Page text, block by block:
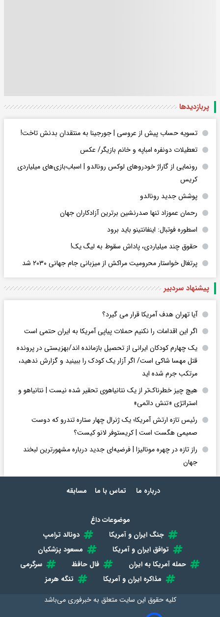
پربازدید‌ها
تسویه حساب پیش از عروسی | جورجینا به منتقدان بدنش تاخت!
تعطیلات دونفره امباپه و خانم بازیگر/ عکس
رونمایی از گاراژ خودروهای لوکس رونالدو | اسباب‌‌بازی‌های میلیاردی
کریس
پوشش جدید رونالدو
رحمان عموزاد تنها صدرنشین برترین آزادکاران جهان
اسطوره فوتبال: اینفانتینو باید برود
حقوق چند میلیاردی، پاداش سقوط به لیگ یک!
پرتغال خواستار محرومیت مراکش از میزبانی جام جهانی ۲۰۳۰ شد
پیشنهاد سردبیر
آیا تهران هدف آمریکا قرار می گیرد؟
اگر این اقدامات را نکنیم حملات پیاپی آمریکا به ایران حتمی است
یک چهارم کودکان ایرانی از تحصیل بازمانده اند/بهزیستی در پرونده
قتل مهسا شاکی است/ اگر آزار یک کودک را ببینید و گزارش ندهید،
مرتکب جرم شده اید
هیچ چیز خطرناک‌تر از یک نتانیاهوی تحقیر شده نیست | نتانیاهو و
استراتژی «تنش دائمی»
رئیس تازه ارتش آمریکا؛ یک ژنرال چهار ستاره تندرو که دوست
صمیمی هگست است | کریستوفر لانو کیست؟
راز تازه در چهره مونالیزا | فرضیه‌ای جدید درباره مشهورترین لبخند
جهان
درباره ما تماس با ما مسابقه
موضوعات داغ
جنگ ایران و آمریکا
دونالد ترامپ
توافق ایران و آمریکا
مسعود پزشکیان
حمله آمریکا به ایران
فال حافظ
سرگرمی
مذاکره ایران و آمریکا
تنگه هرمز
کلیه حقوق این سایت متعلق بهخبرفوری می‌باشد